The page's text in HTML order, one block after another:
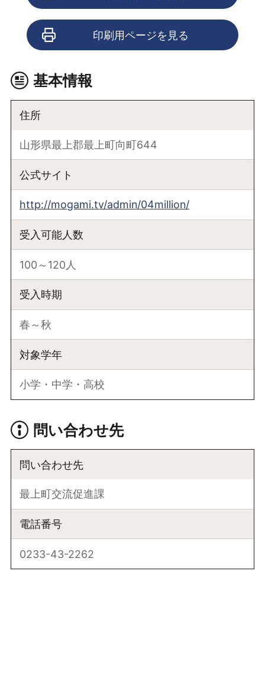
印刷用ページを見る
基本情報
住所
山形県最上郡最上町向町644
公式サイト
http://mogami.tv/admin/04million/
受入可能人数
100～120人
受入時期
春～秋
対象学年
小学・中学・高校
問い合わせ先
問い合わせ先
最上町交流促進課
電話番号
0233-43-2262